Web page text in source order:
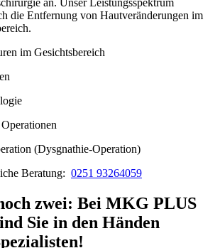
an. Unser Leistungsspektrum
die Entfernung von Hautveränderungen im
im Gesichtsbereich
(Dysgnathie-Operation)
Beratung: 0251 93264059
zwei: Bei MKG PLUS
Sie in den Händen